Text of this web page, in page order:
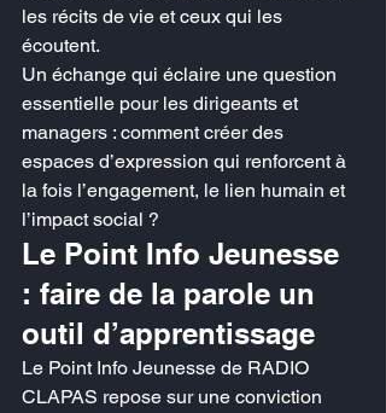
les récits de vie et ceux qui les
écoutent.
Un échange qui éclaire une question
essentielle pour les dirigeants et
managers : comment créer des
espaces d’expression qui renforcent à
la fois l’engagement, le lien humain et
l’impact social ?
Le Point Info Jeunesse
: faire de la parole un
outil d’apprentissage
Le Point Info Jeunesse de RADIO
CLAPAS repose sur une conviction